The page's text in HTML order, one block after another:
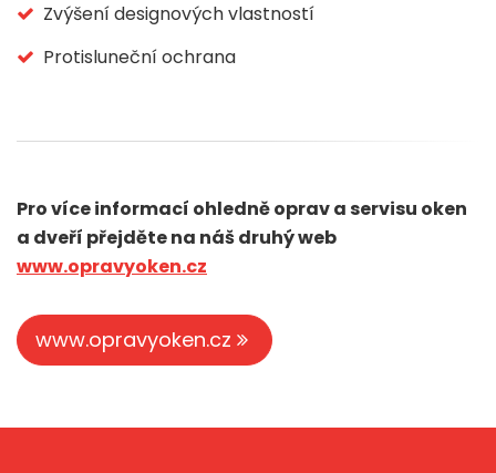
Zvýšení designových vlastností
Protisluneční ochrana
Pro více informací ohledně oprav a servisu oken
a dveří přejděte na náš druhý web
www.opravyoken.cz
www.opravyoken.cz